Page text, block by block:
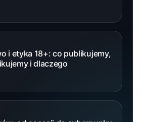
i etyka 18+: co publikujemy,
i dlaczego